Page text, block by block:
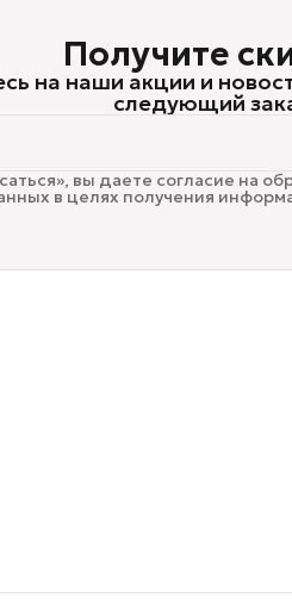
Получите
на наши акции и
следующий
вы даете согласие на
в целях получения